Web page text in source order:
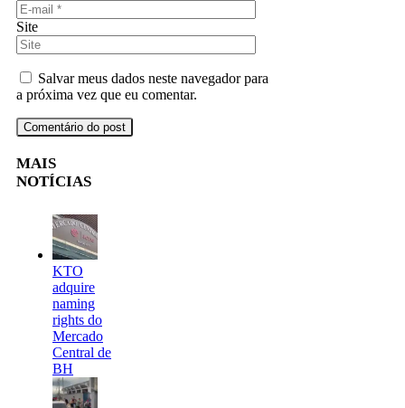
Site
Salvar meus dados neste navegador para
a próxima vez que eu comentar.
MAIS
NOTÍCIAS
KTO
adquire
naming
rights do
Mercado
Central de
BH